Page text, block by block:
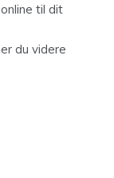
til dit
du videre